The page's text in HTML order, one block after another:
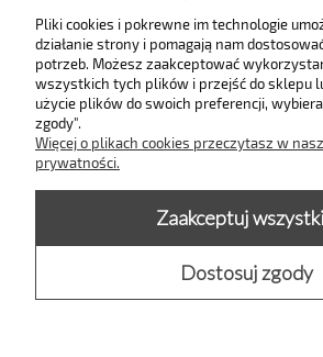
MOJE KONTO
Pliki cookies i pokrewne im technologie
działanie strony i pomagają nam
potrzeb. Możesz zaakceptować
wszystkich tych plików i przejść do sklepu
użycie plików do swoich preferencji,
zgody".
Więcej o plikach cookies przeczytasz w
prywatności.
Dostosuj zgody
Zaakceptuj